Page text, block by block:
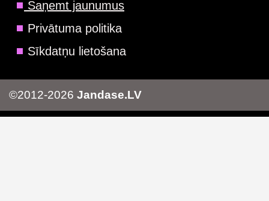
Saņemt jaunumus
Privātuma politika
Sīkdatņu lietošana
©2012-2026 Jandase.LV